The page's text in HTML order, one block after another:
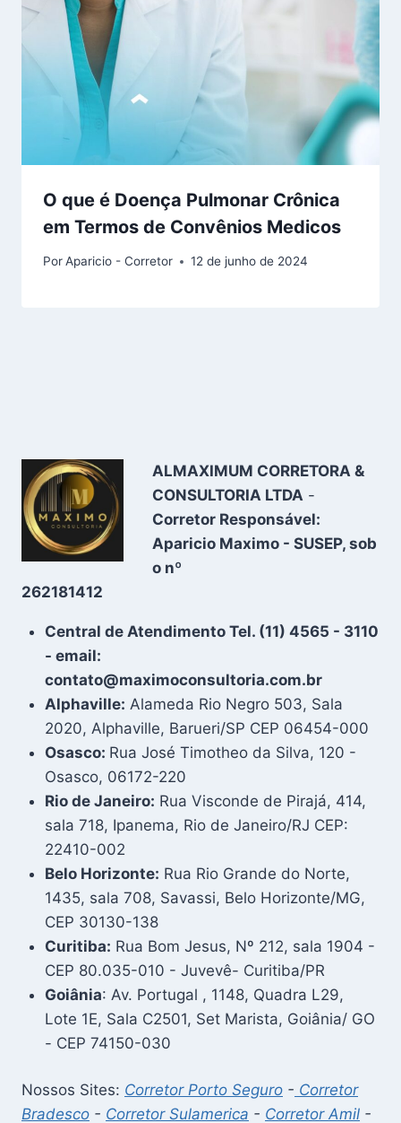
O que é Doença Pulmonar Crônica
em Termos de Convênios Medicos
PorAparicio - Corretor 12 de junho de 2024
ALMAXIMUM CORRETORA &
CONSULTORIA LTDA -
Corretor Responsável:
Aparicio Maximo - SUSEP, sob
o nº
262181412
Central de Atendimento Tel. (11) 4565 - 3110
- email:
contato@maximoconsultoria.com.br
Alphaville: Alameda Rio Negro 503, Sala
2020, Alphaville, Barueri/SP CEP 06454-000
Osasco: Rua José Timotheo da Silva, 120 -
Osasco, 06172-220
Rio de Janeiro: Rua Visconde de Pirajá, 414,
sala 718, Ipanema, Rio de Janeiro/RJ CEP:
22410-002
Belo Horizonte: Rua Rio Grande do Norte,
1435, sala 708, Savassi, Belo Horizonte/MG,
CEP 30130-138
Curitiba: Rua Bom Jesus, Nº 212, sala 1904 -
CEP 80.035-010 - Juvevê- Curitiba/PR
Goiânia: Av. Portugal , 1148, Quadra L29,
Lote 1E, Sala C2501, Set Marista, Goiânia/ GO
- CEP 74150-030
Nossos Sites: Corretor Porto Seguro - Corretor
Bradesco - Corretor Sulamerica - Corretor Amil -